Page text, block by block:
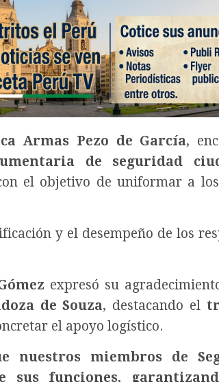
Armas Pezo de García,
de seguridad
el objetivo de uniformar a
y el desempeño de los
expresó su
de Souza, destacando el
el apoyo logístico.
nuestros miembros de
funciones,